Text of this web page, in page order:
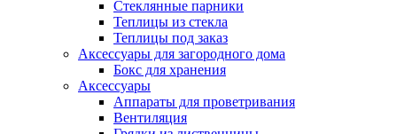
Стеклянные парники
Теплицы из стекла
Теплицы под заказ
Аксессуары для загородного дома
Бокс для хранения
Аксессуары
Аппараты для проветривания
Вентиляция